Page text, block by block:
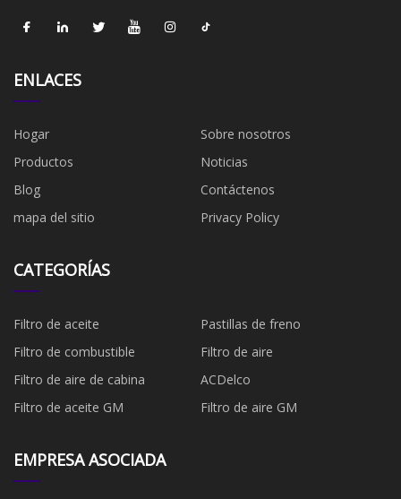
ENLACES
Hogar
Sobre nosotros
Productos
Noticias
Blog
Contáctenos
mapa del sitio
Privacy Policy
CATEGORÍAS
Filtro de aceite
Pastillas de freno
Filtro de combustible
​Filtro de aire
Filtro de aire de cabina
ACDelco
Filtro de aceite GM
Filtro de aire GM
EMPRESA ASOCIADA